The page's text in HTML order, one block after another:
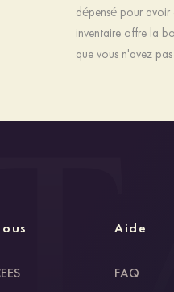
dépensé pour
inventaire offre la
que vous n'avez
Aide
FAQ